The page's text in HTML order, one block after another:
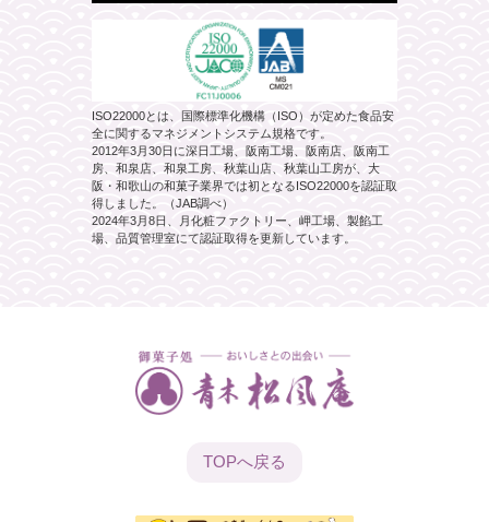
ISO22000とは、国際標準化機構（ISO）が定めた食品安
全に関するマネジメントシステム規格です。
2012年3月30日に深日工場、阪南工場、阪南店、阪南工
房、和泉店、和泉工房、秋葉山店、秋葉山工房が、大
阪・和歌山の和菓子業界では初となるISO22000を認証取
得しました。（JAB調べ）
2024年3月8日、月化粧ファクトリー、岬工場、製餡工
場、品質管理室にて認証取得を更新しています。
TOPへ戻る